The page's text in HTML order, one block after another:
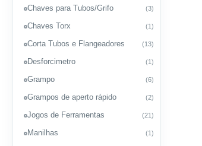
Chaves para Tubos/Grifo (3)
Chaves Torx (1)
Corta Tubos e Flangeadores (13)
Desforcimetro (1)
Grampo (6)
Grampos de aperto rápido (2)
Jogos de Ferramentas (21)
Manilhas (1)